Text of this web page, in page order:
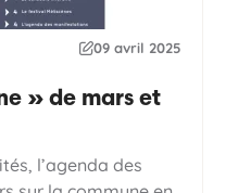
» de mars et
Date de publication
09 avril 2025
l’agenda des